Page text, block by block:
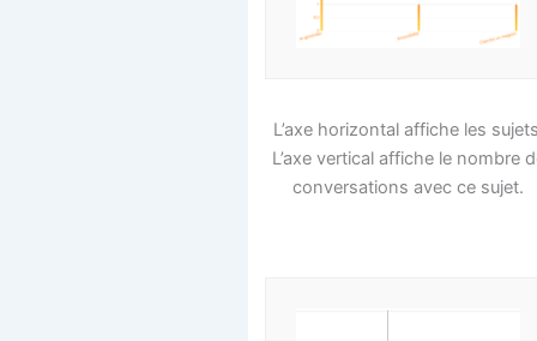
L’axe horizontal affiche les
L’axe vertical affiche le nombre
conversations avec ce sujet.